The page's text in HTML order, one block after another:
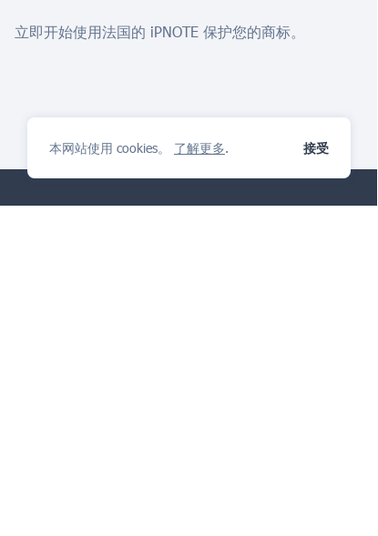
本网站使用 cookies。 了解更多. 接受
立即开始使用法国的 iPNOTE 保护您的商标。